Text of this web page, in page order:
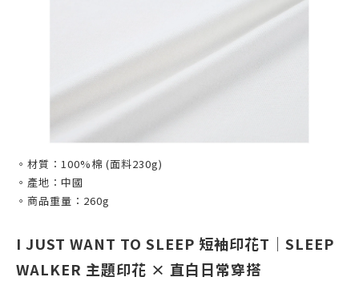
。材質：100%棉 (面料230g)
。產地：中國
。商品重量：260g
I JUST WANT TO SLEEP 短袖印花T｜SLEEP
WALKER 主題印花 × 直白日常穿搭